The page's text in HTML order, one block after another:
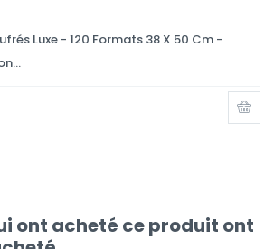
Luxe - 120 Formats 38 X 50 Cm -
ont acheté ce produit ont